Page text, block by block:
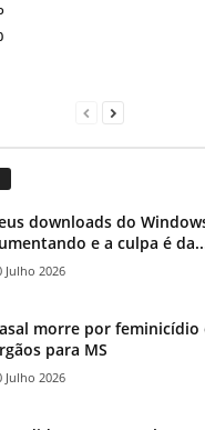
downloads do
e a culpa é
Julho 2026
morre por feminicídio
para MS
Julho 2026